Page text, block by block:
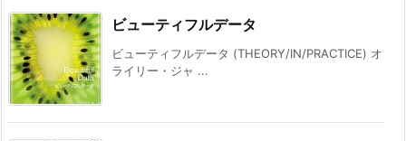
ビューティフルデータ
ビューティフルデータ (THEORY/IN/PRACTICE) オ
ライリー・ジャ ...